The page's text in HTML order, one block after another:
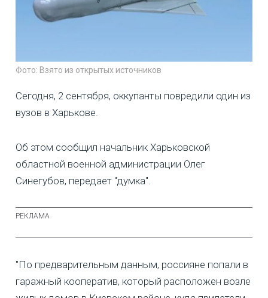
Фото: Взято из открытых источников
Сегодня, 2 сентября, оккупанты повредили один из
вузов в Харькове.
Об этом сообщил начальник Харьковской
областной военной администрации Олег
Синегубов, передает "думка".
"По предварительным данным, россияне попали в
гаражный кооператив, который расположен возле